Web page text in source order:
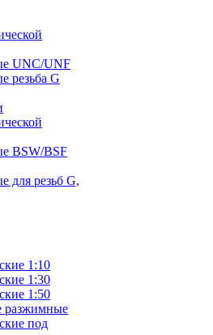
UNC/UNF
резьба G
BSW/BSF
для резьб G,
1:10
1:30
1:50
разжимные
под